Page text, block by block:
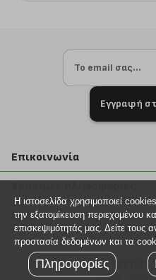
Εγγραφή
Επικοινωνία
211 2000 700
info@plus4u.gr
Η εταιρία
Σημεία παραλαβής
Ευκαιρίες καριέρας
Όροι χρήσης
Βοήθεια
Εξέλιξη παραγγελίας
Τρόποι παραγγελίας©2026
Η ιστοσελίδα χρησιμοποιεί
την εξατομίκευση περιεχομένου
επισκεψιμότητάς μας. Δείτε τους
προστασία δεδομένων και τα
Πληροφορίες